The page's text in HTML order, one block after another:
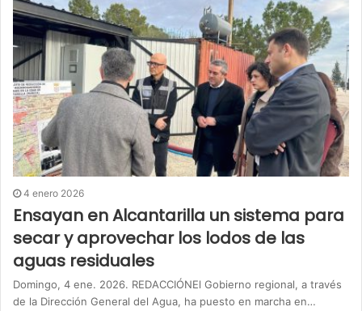
4 enero 2026
Ensayan en Alcantarilla un sistema para
secar y aprovechar los lodos de las
aguas residuales
Domingo, 4 ene. 2026. REDACCIÓNEl Gobierno regional, a través
de la Dirección General del Agua, ha puesto en marcha en…